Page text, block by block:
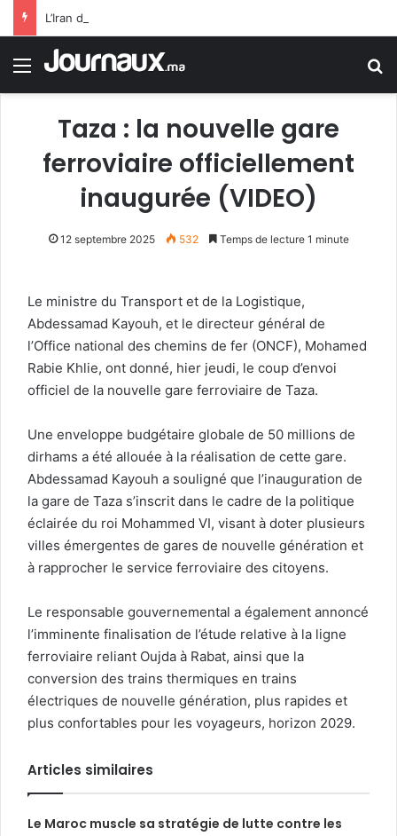
Menu
Taza : la nouvelle gare
ferroviaire officiellement
inaugurée (VIDEO)
12 septembre 2025 532 Temps de lecture 1 minute
Le ministre du Transport et de la Logistique,
Abdessamad Kayouh, et le directeur général de
l’Office national des chemins de fer (ONCF), Mohamed
Rabie Khlie, ont donné, hier jeudi, le coup d’envoi
officiel de la nouvelle gare ferroviaire de Taza.
Une enveloppe budgétaire globale de 50 millions de
dirhams a été allouée à la réalisation de cette gare.
Abdessamad Kayouh a souligné que l’inauguration de
la gare de Taza s’inscrit dans le cadre de la politique
éclairée du roi Mohammed VI, visant à doter plusieurs
villes émergentes de gares de nouvelle génération et
à rapprocher le service ferroviaire des citoyens.
Le responsable gouvernemental a également annoncé
l’imminente finalisation de l’étude relative à la ligne
ferroviaire reliant Oujda à Rabat, ainsi que la
conversion des trains thermiques en trains
électriques de nouvelle génération, plus rapides et
plus confortables pour les voyageurs, horizon 2029.
Articles similaires
Le Maroc muscle sa stratégie de lutte contre les